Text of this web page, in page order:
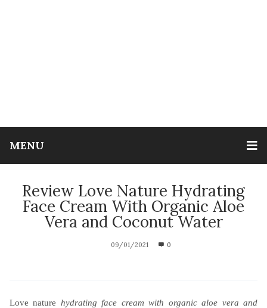
MENU
Review Love Nature Hydrating
Face Cream With Organic Aloe
Vera and Coconut Water
09/01/2021 0
Love nature hydrating face cream with organic aloe vera and